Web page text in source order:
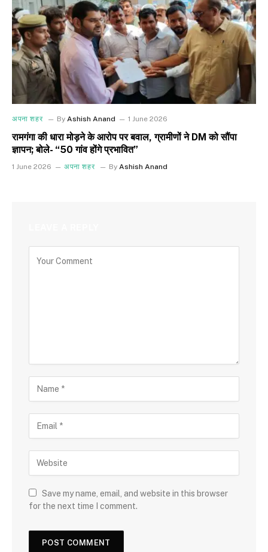
अपना शहर By Ashish Anand 1 June 2026
रामगंगा की धारा मोड़ने के आरोप पर बवाल, ग्रामीणों ने DM को सौंपा
ज्ञापन; बोले- “50 गांव होंगे प्रभावित”
1 June 2026 अपना शहर By Ashish Anand
Save my name, email, and website in this browser
for the next time I comment.